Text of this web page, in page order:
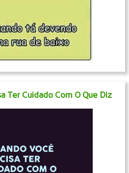
Ter Cuidado Com O Que Diz